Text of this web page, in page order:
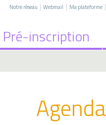
Notre réseau | Webmail | Ma plateforme |
Pré-inscription
Agenda